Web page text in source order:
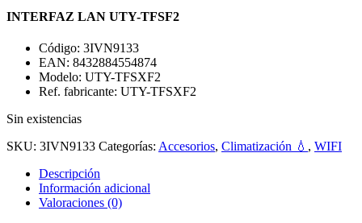
INTERFAZ LAN UTY-TFSF2
Código: 3IVN9133
EAN: 8432884554874
Modelo: UTY-TFSXF2
Ref. fabricante: UTY-TFSXF2
Sin existencias
SKU: 3IVN9133 Categorías: Accesorios, Climatización 💧 , WIFI
Descripción
Información adicional
Valoraciones (0)